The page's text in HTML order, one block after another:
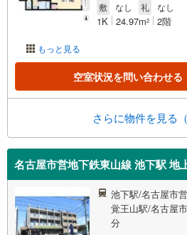
もっと見る
敷
なし 礼 なし
1K 24.97m2 2階
空室状況を問い合わせる
さらに物件を見る
名古屋市営地下鉄東山線 池下駅 地
池下駅/名古屋市
覚王山駅/名古屋
分